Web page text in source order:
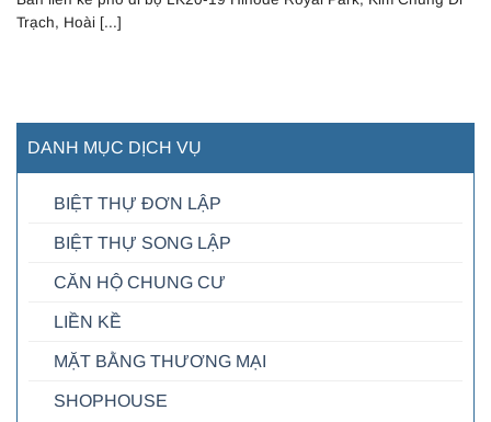
Trạch, Hoài [...]
DANH MỤC DỊCH VỤ
BIỆT THỰ ĐƠN LẬP
BIỆT THỰ SONG LẬP
CĂN HỘ CHUNG CƯ
LIỀN KỀ
MẶT BẰNG THƯƠNG MẠI
SHOPHOUSE